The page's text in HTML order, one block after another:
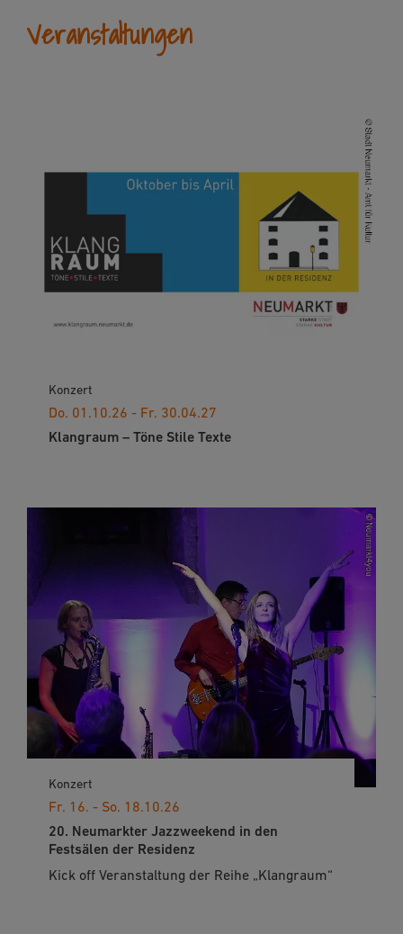
Veranstaltungen
Konzert
Do. 01.10.26 - Fr. 30.04.27
Klangraum – Töne Stile Texte
Konzert
Fr. 16. - So. 18.10.26
20. Neumarkter Jazzweekend in den
Festsälen der Residenz
Kick off Veranstaltung der Reihe „Klangraum“